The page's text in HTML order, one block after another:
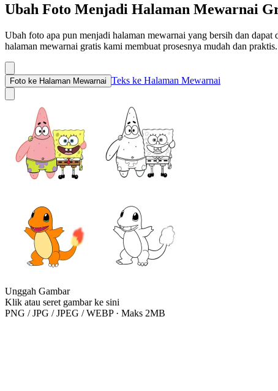
Ubah Foto Menjadi Halaman Mewarnai
Ubah foto apa pun menjadi halaman mewarnai yang bersih dan
halaman mewarnai gratis kami membuat prosesnya mudah dan praktis.
Foto ke Halaman Mewarnai Teks ke Halaman Mewarnai
Unggah Gambar
Klik atau seret gambar ke sini
PNG / JPG / JPEG / WEBP · Maks 2MB